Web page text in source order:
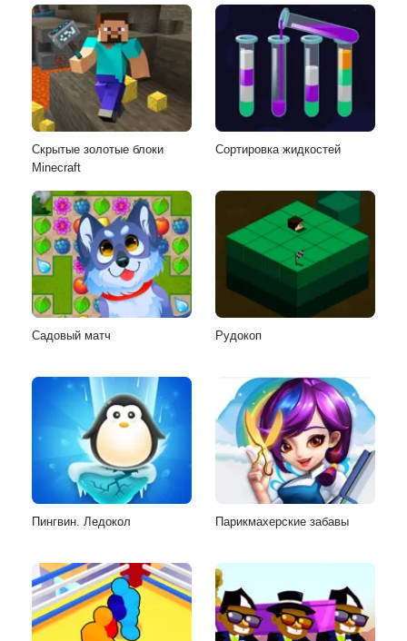
Скрытые золотые блоки
Minecraft
Сортировка жидкостей
Садовый матч Рудокоп
Пингвин. Ледокол Парикмахерские забавы